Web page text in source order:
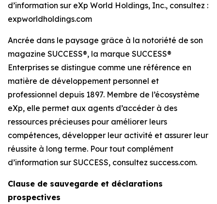
d’information sur eXp World Holdings, Inc., consultez :
expworldholdings.com
Ancrée dans le paysage grâce à la notoriété de son
magazine SUCCESS®, la marque SUCCESS®
Enterprises se distingue comme une référence en
matière de développement personnel et
professionnel depuis 1897. Membre de l’écosystème
eXp, elle permet aux agents d’accéder à des
ressources précieuses pour améliorer leurs
compétences, développer leur activité et assurer leur
réussite à long terme. Pour tout complément
d’information sur SUCCESS, consultez success.com.
Clause de sauvegarde et déclarations
prospectives